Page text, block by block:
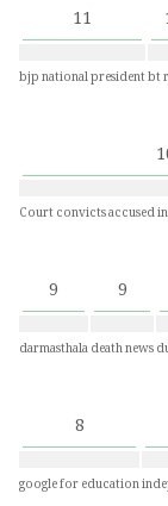
11
bjp national presidentbt
Court convicts accused
9
darmasthala
9
death news
8
google for education